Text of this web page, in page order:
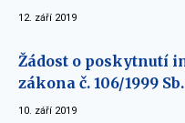
12. září 2019
Žádost o poskytnutí
zákona č. 106/1999 Sb.
10. září 2019